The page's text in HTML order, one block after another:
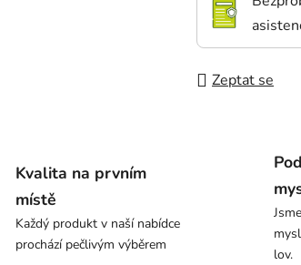
Zeptat se
Kvalita na prvním
místě
Každý produkt v naší nabídce
prochází pečlivým výběrem
lov.